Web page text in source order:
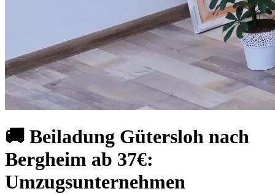
🚚 Beiladung Gütersloh nach
Bergheim ab 37€:
Umzugsunternehmen